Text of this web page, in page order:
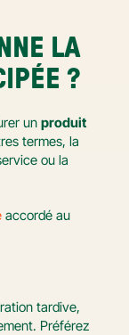
LA
?
un produit
termes, la
ou la
accordé au
tardive,
Préférez